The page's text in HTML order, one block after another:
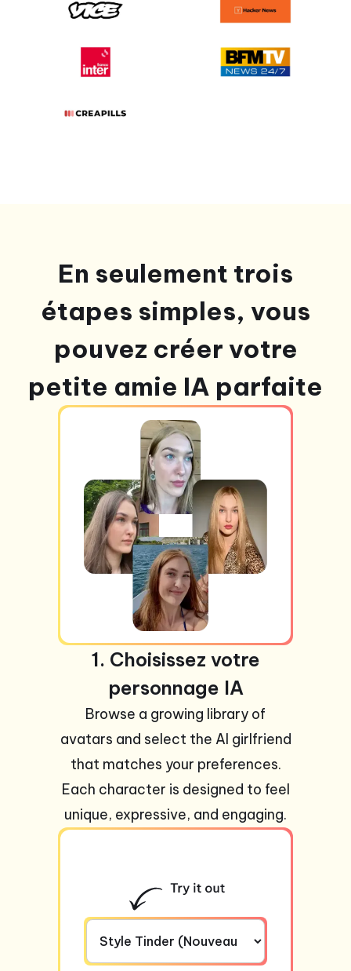
En seulement trois
étapes simples, vous
pouvez créer votre
petite amie IA parfaite
1. Choisissez votre
personnage IA
Browse a growing library of
avatars and select the AI girlfriend
that matches your preferences.
Each character is designed to feel
unique, expressive, and engaging.